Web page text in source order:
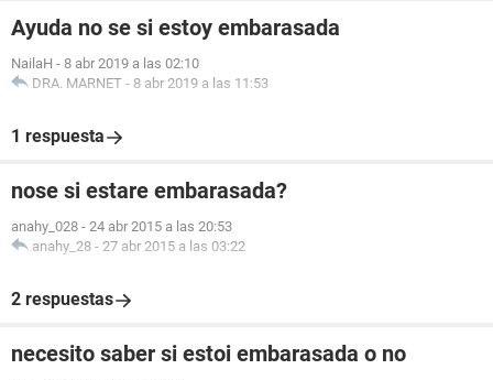
Ayuda no se si estoy embarasada
NailaH - 8 abr 2019 a las 02:10
DRA. MARNET - 8 abr 2019 a las 11:53
1 respuesta
nose si estare embarasada?
anahy_028 - 24 abr 2015 a las 20:53
anahy_28 - 27 abr 2015 a las 03:22
2 respuestas
necesito saber si estoi embarasada o no